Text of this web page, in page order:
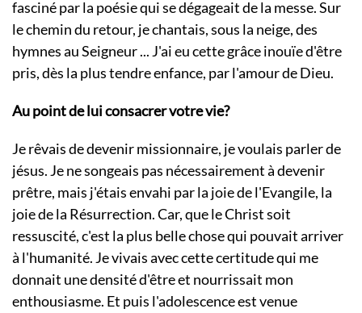
fasciné par la poésie qui se dégageait de la messe. Sur
le chemin du retour, je chantais, sous la neige, des
hymnes au Seigneur ... J'ai eu cette grâce inouïe d'être
pris, dès la plus tendre enfance, par l'amour de Dieu.
Au point de lui consacrer votre vie?
Je rêvais de devenir missionnaire, je voulais parler de
jésus. Je ne songeais pas nécessairement à devenir
prêtre, mais j'étais envahi par la joie de l'Evangile, la
joie de la Résurrection. Car, que le Christ soit
ressuscité, c'est la plus belle chose qui pouvait arriver
à l'humanité. Je vivais avec cette certitude qui me
donnait une densité d'être et nourrissait mon
enthousiasme. Et puis l'adolescence est venue